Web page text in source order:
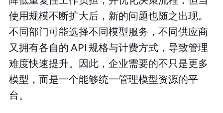
使用规模不断扩大后，新的问题也随之出现。
不同部门可能选择不同模型服务，不同供应商
又拥有各自的 API 规格与计费方式，导致管理
难度快速提升。因此，企业需要的不只是更多
模型，而是一个能够统一管理模型资源的平
台。